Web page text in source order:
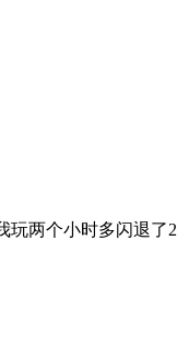
玩两个小时多闪退了